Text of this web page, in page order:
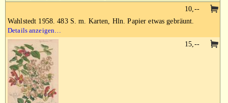
Wahlstedt 1958. 483 S. m. Karten, Hln. Papier etwas gebräunt.
Details anzeigen…
10,--
15,--